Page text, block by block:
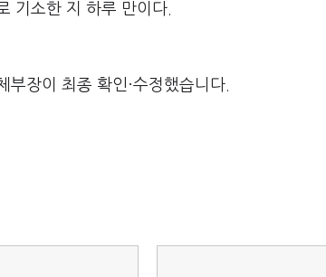
기소한 지 하루 만이다.
장이 최종 확인·수정했습니다.